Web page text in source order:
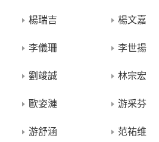
楊瑞吉 楊文嘉
李儀珊 李世揚
劉竣誠 林宗宏
歐姿漣 游采芬
游舒涵 范祐维